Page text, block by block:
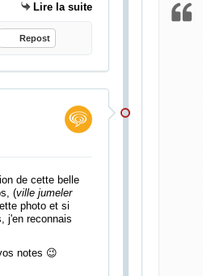
Lire la suite
Repost
de cette belle
(ville jumeler
photo et si
j'en reconnais
notes 😉